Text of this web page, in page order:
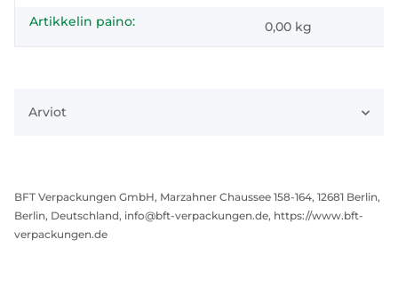
Artikkelin paino: 0,00 kg
Arviot
BFT Verpackungen GmbH, Marzahner Chaussee 158-164, 12681 Berlin,
Berlin, Deutschland, info@bft-verpackungen.de, https://www.bft-
verpackungen.de